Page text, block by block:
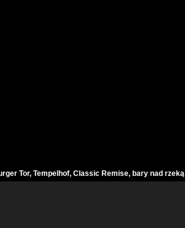
Tor, Tempelhof, Classic Remise, bary nad rzeką